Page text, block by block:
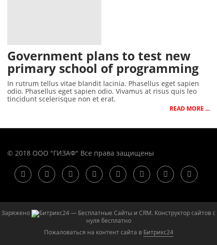
Government plans to test new
primary school of programming
In rutrum tellus vitae blandit lacinia. Phasellus eget sapien
odio. Phasellus eget sapien odio. Vivamus at risus quis leo
tincidunt scelerisque non et erat.
READ MORE ...
© 2018 ООО "ГИЗАФ" Все права защищены
Заряжено — Бесплатные Сайты и CRM. Конструктор сайтов с
нуля бесплатно
Пожаловаться на контент cайта в Битрикс24